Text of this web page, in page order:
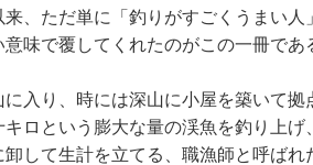
来、ただ単に「釣りがすごくうまい
意味で覆してくれたのがこの一冊であ
入り、時には深山に小屋を築いて拠
キロという膨大な量の渓魚を釣り上
卸して生計を立てる、職漁師と呼ば